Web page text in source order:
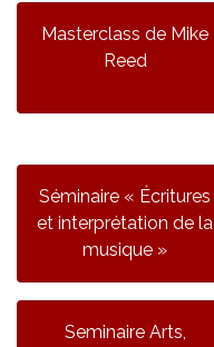
Masterclass de Mike
Reed
Séminaire « Écritures
et interprétation de la
musique »
Seminaire Arts,